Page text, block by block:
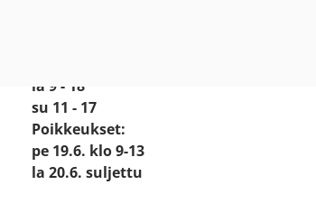
la 9 - 18
su 11 - 17
Poikkeukset:
pe 19.6. klo 9-13
la 20.6. suljettu